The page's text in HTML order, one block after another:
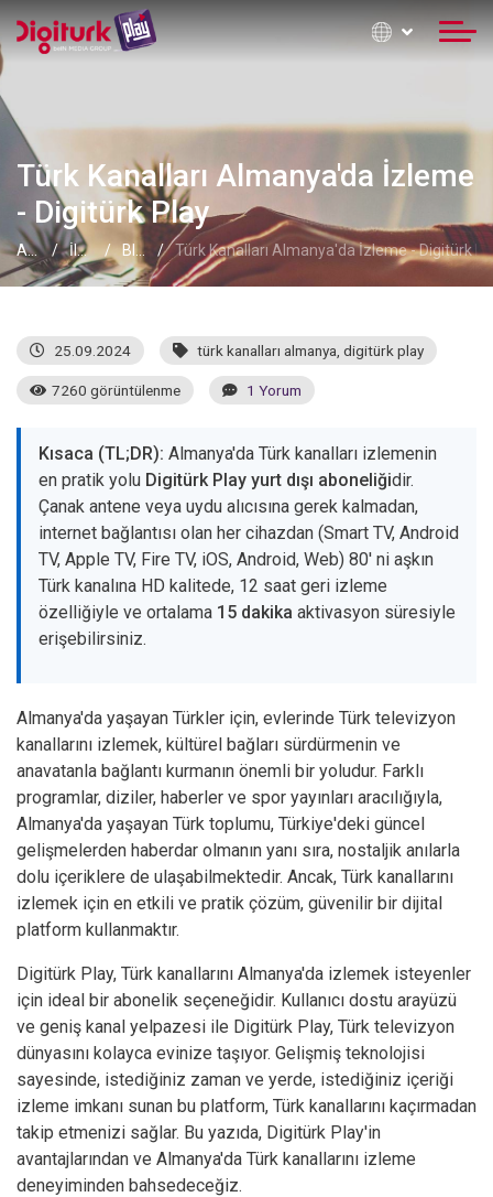
Türk Kanalları Almanya'da İzleme
- Digitürk Play
Anasayfa İletişim Formu Blog Türk Kanalları Almanya'da İzleme - Digitürk
25.09.2024 türk kanalları almanya digitürk play
7260 görüntülenme 1 Yorum
Kısaca (TL;DR): Almanya'da Türk kanalları izlemenin
en pratik yolu Digitürk Play yurt dışı aboneliğidir.
Çanak antene veya uydu alıcısına gerek kalmadan,
internet bağlantısı olan her cihazdan (Smart TV, Android
TV, Apple TV, Fire TV, iOS, Android, Web) 80' ni aşkın
Türk kanalına HD kalitede, 12 saat geri izleme
özelliğiyle ve ortalama 15 dakika aktivasyon süresiyle
erişebilirsiniz.
Almanya'da yaşayan Türkler için, evlerinde Türk televizyon
kanallarını izlemek, kültürel bağları sürdürmenin ve
anavatanla bağlantı kurmanın önemli bir yoludur. Farklı
programlar, diziler, haberler ve spor yayınları aracılığıyla,
Almanya'da yaşayan Türk toplumu, Türkiye'deki güncel
gelişmelerden haberdar olmanın yanı sıra, nostaljik anılarla
dolu içeriklere de ulaşabilmektedir. Ancak, Türk kanallarını
izlemek için en etkili ve pratik çözüm, güvenilir bir dijital
platform kullanmaktır.
Digitürk Play, Türk kanallarını Almanya'da izlemek isteyenler
için ideal bir abonelik seçeneğidir. Kullanıcı dostu arayüzü
ve geniş kanal yelpazesi ile Digitürk Play, Türk televizyon
dünyasını kolayca evinize taşıyor. Gelişmiş teknolojisi
sayesinde, istediğiniz zaman ve yerde, istediğiniz içeriği
izleme imkanı sunan bu platform, Türk kanallarını kaçırmadan
takip etmenizi sağlar. Bu yazıda, Digitürk Play'in
avantajlarından ve Almanya'da Türk kanallarını izleme
deneyiminden bahsedeceğiz.